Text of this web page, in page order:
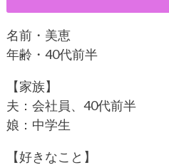
名前・美恵
年齢・40代前半
【家族】
夫：会社員、40代前半
娘：中学生
【好きなこと】